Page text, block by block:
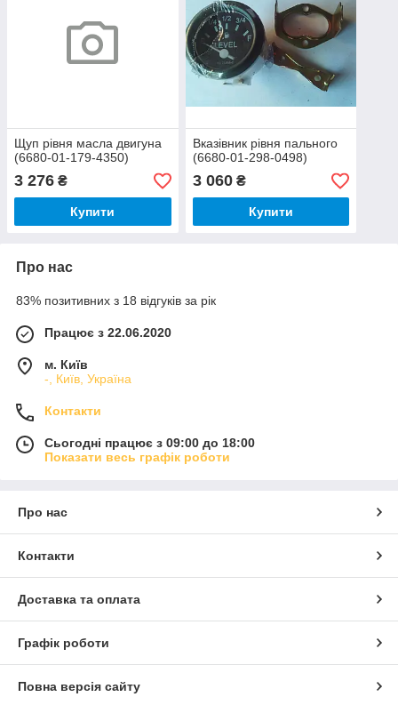
Щуп рівня масла двигуна
(6680-01-179-4350)
3 276 ₴
Купити
Вказівник рівня пального
(6680-01-298-0498)
3 060₴
Купити
Про нас
83% позитивних з 18 відгуків за рік
Працює з 22.06.2020
м. Київ
-, Київ, Україна
Контакти
Сьогодні працює з 09:00 до 18:00
Показати весь графік роботи
Про нас
Контакти
Доставка та оплата
Графік роботи
Повна версія сайту